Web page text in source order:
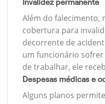
Invalidez permanente
Além do falecimento,
cobertura para
decorrente de
um funcionário
de trabalhar, ele
Despesas médicas e
Alguns planos